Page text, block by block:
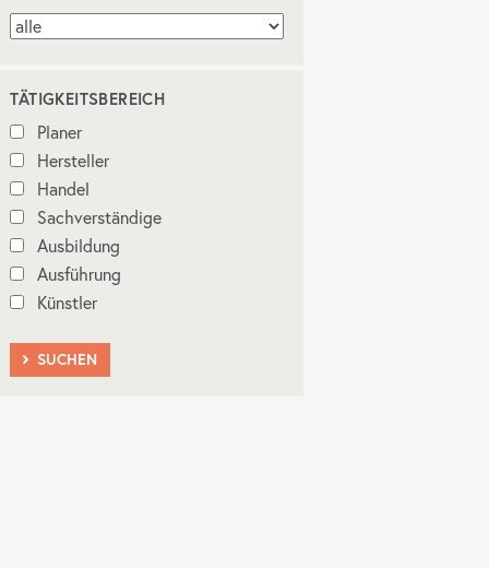
TÄTIGKEITSBEREICH
Planer
Hersteller
Handel
Sachverständige
Ausbildung
Ausführung
Künstler
 SUCHEN